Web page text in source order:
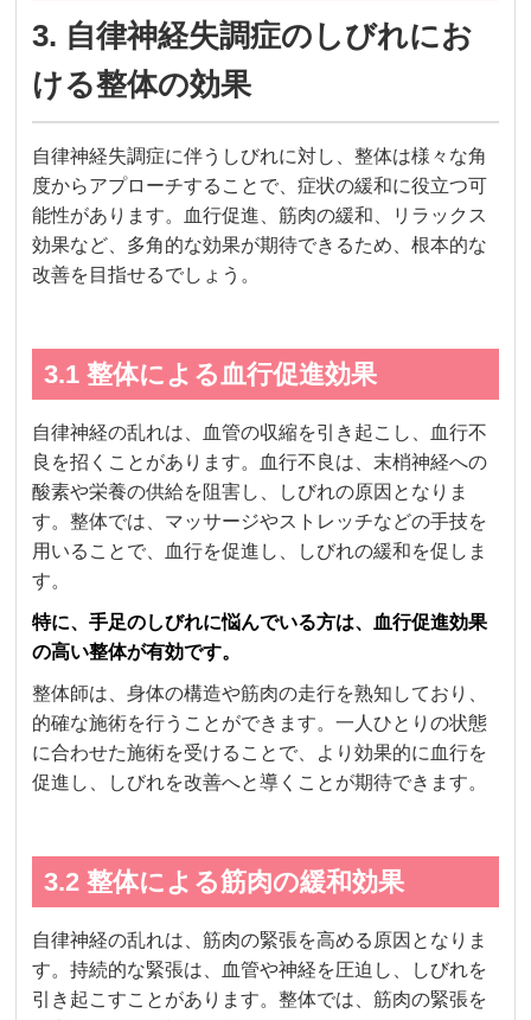
3. 自律神経失調症のしびれにお
ける整体の効果
自律神経失調症に伴うしびれに対し、整体は様々な角
度からアプローチすることで、症状の緩和に役立つ可
能性があります。血行促進、筋肉の緩和、リラックス
効果など、多角的な効果が期待できるため、根本的な
改善を目指せるでしょう。
3.1 整体による血行促進効果
自律神経の乱れは、血管の収縮を引き起こし、血行不
良を招くことがあります。血行不良は、末梢神経への
酸素や栄養の供給を阻害し、しびれの原因となりま
す。整体では、マッサージやストレッチなどの手技を
用いることで、血行を促進し、しびれの緩和を促しま
す。
特に、手足のしびれに悩んでいる方は、血行促進効果
の高い整体が有効です。
整体師は、身体の構造や筋肉の走行を熟知しており、
的確な施術を行うことができます。一人ひとりの状態
に合わせた施術を受けることで、より効果的に血行を
促進し、しびれを改善へと導くことが期待できます。
3.2 整体による筋肉の緩和効果
自律神経の乱れは、筋肉の緊張を高める原因となりま
す。持続的な緊張は、血管や神経を圧迫し、しびれを
引き起こすことがあります。整体では、筋肉の緊張を